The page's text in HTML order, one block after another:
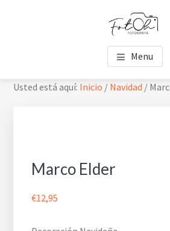
Menu
Usted está aquí: Inicio / Navidad /
Marco Elder
€12,95